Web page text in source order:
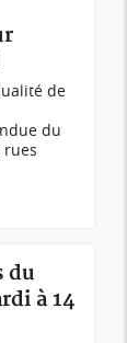
de
du
du
à 14